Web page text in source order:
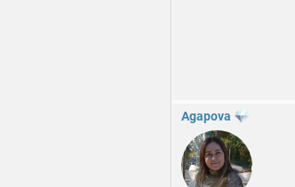
Agapova